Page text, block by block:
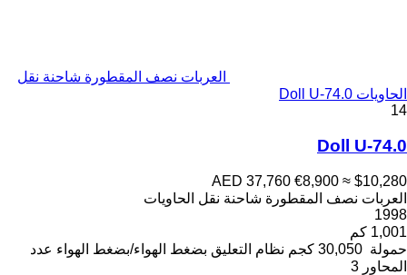
العربات نصف المقطورة شاحنة نقل
الحاويات Doll U-74.0
14
Doll U-74.0
AED 37,760 €8,900 ≈ $10,280
العربات نصف المقطورة شاحنة نقل الحاويات
1998
1,001 كم
حمولة 30,050 كجم نظام التعليق بضغط الهواء/بضغط الهواء عدد
المحاور 3